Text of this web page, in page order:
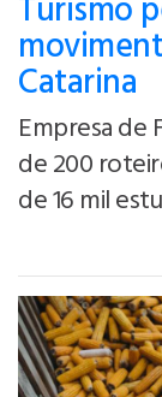
Turismo
Catarina
Empresa de
de 200
de 16 mil